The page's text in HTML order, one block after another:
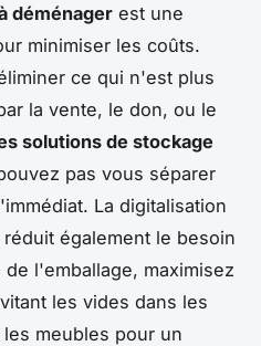
déménager est une
minimiser les coûts.
ce qui n'est plus
la vente, le don, ou le
solutions de stockage
pas vous séparer
La digitalisation
également le besoin
l'emballage, maximisez
les vides dans les
meubles pour un